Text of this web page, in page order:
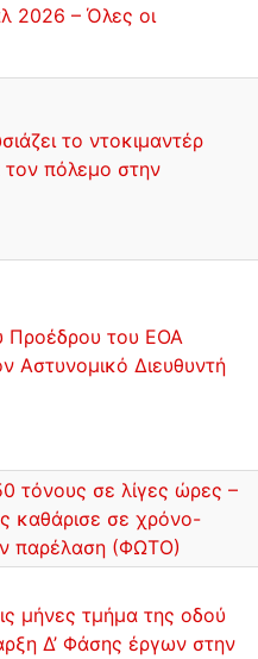
2026 – Όλες οι
το ντοκιμαντέρ
τον πόλεμο στην
Προέδρου του ΕΟΑ
Αστυνομικό Διευθυντή
τόνους σε λίγες ώρες –
καθάρισε σε χρόνο-
παρέλαση (ΦΩΤΟ)
μήνες τμήμα της οδού
Δ’ Φάσης έργων στην